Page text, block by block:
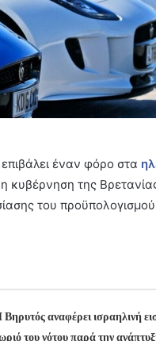
έναν φόρο στα
η κυβέρνηση της
του
αναφέρει ισραηλινή
του νότου παρά την